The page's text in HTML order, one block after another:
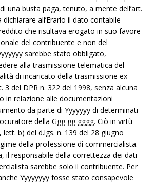
una busta paga, tenuto, a mente dell’art.
dichiarare all’Erario il dato contabile
che risultava erogato in suo favore
del contribuente e non del
sarebbe stato obbligato,
alla trasmissione telematica del
di incaricato della trasmissione ex
3 del DPR n. 322 del 1998, senza alcuna
in relazione alle documentazioni
da parte di Yyyyyyy di determinati
della Ggg gg gggg. Ciò in virtù
lett. b) del d.lgs. n. 139 del 28 giugno
della professione di commercialista.
il responsabile della correttezza dei dati
sarebbe solo il contribuente. Per
Yyyyyyyy fosse stato consapevole